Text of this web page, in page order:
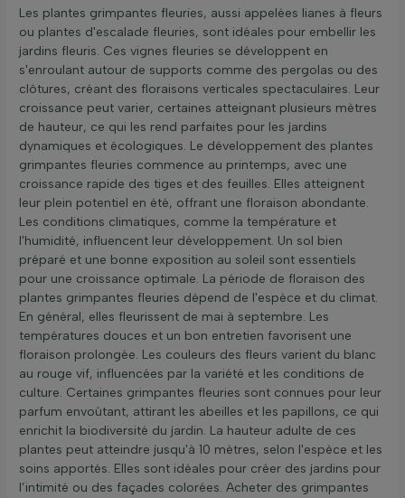
Les plantes grimpantes fleuries, aussi appelées lianes à fleurs
ou plantes d'escalade fleuries, sont idéales pour embellir les
jardins fleuris. Ces vignes fleuries se développent en
s'enroulant autour de supports comme des pergolas ou des
clôtures, créant des floraisons verticales spectaculaires. Leur
croissance peut varier, certaines atteignant plusieurs mètres
de hauteur, ce qui les rend parfaites pour les jardins
dynamiques et écologiques. Le développement des plantes
grimpantes fleuries commence au printemps, avec une
croissance rapide des tiges et des feuilles. Elles atteignent
leur plein potentiel en été, offrant une floraison abondante.
Les conditions climatiques, comme la température et
l'humidité, influencent leur développement. Un sol bien
préparé et une bonne exposition au soleil sont essentiels
pour une croissance optimale. La période de floraison des
plantes grimpantes fleuries dépend de l'espèce et du climat.
En général, elles fleurissent de mai à septembre. Les
températures douces et un bon entretien favorisent une
floraison prolongée. Les couleurs des fleurs varient du blanc
au rouge vif, influencées par la variété et les conditions de
culture. Certaines grimpantes fleuries sont connues pour leur
parfum envoûtant, attirant les abeilles et les papillons, ce qui
enrichit la biodiversité du jardin. La hauteur adulte de ces
plantes peut atteindre jusqu'à 10 mètres, selon l'espèce et les
soins apportés. Elles sont idéales pour créer des jardins pour
l’intimité ou des façades colorées. Acheter des grimpantes